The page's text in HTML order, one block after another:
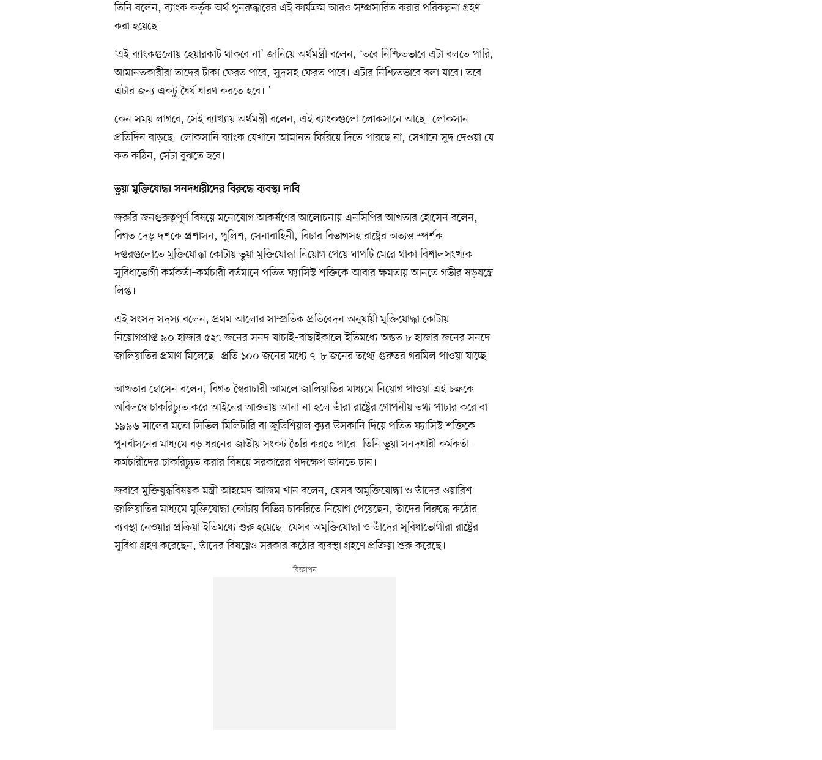
তিনি বলেন, ব্যাংক কর্তৃক অর্থ পুনরুদ্ধারের এই কার্যক্রম আরও সম্প্রসারিত করার পরিকল্পনা গ্রহণ
করা হয়েছে।
‘এই ব্যাংকগুলোয় হেয়ারকাট থাকবে না’ জানিয়ে অর্থমন্ত্রী বলেন, ‘তবে নিশ্চিতভাবে এটা বলতে পারি,
আমানতকারীরা তাদের টাকা ফেরত পাবে, সুদসহ ফেরত পাবে। এটার নিশ্চিতভাবে বলা যাবে। তবে
এটার জন্য একটু ধৈর্য ধারণ করতে হবে। ’
কেন সময় লাগবে, সেই ব্যাখ্যায় অর্থমন্ত্রী বলেন, এই ব্যাংকগুলো লোকসানে আছে। লোকসান
প্রতিদিন বাড়ছে। লোকসানি ব্যাংক যেখানে আমানত ফিরিয়ে দিতে পারছে না, সেখানে সুদ দেওয়া যে
কত কঠিন, সেটা বুঝতে হবে।
ভুয়া মুক্তিযোদ্ধা সনদধারীদের বিরুদ্ধে ব্যবস্থা দাবি
জরুরি জনগুরুত্বপূর্ণ বিষয়ে মনোযোগ আকর্ষণের আলোচনায় এনসিপির আখতার হোসেন বলেন,
বিগত দেড় দশকে প্রশাসন, পুলিশ, সেনাবাহিনী, বিচার বিভাগসহ রাষ্ট্রের অত্যন্ত স্পর্শক
দপ্তরগুলোতে মুক্তিযোদ্ধা কোটায় ভুয়া মুক্তিযোদ্ধা নিয়োগ পেয়ে ঘাপটি মেরে থাকা বিশালসংখ্যক
সুবিধাভোগী কর্মকর্তা–কর্মচারী বর্তমানে পতিত ফ্যাসিস্ট শক্তিকে আবার ক্ষমতায় আনতে গভীর ষড়যন্ত্রে
লিপ্ত।
এই সংসদ সদস্য বলেন, প্রথম আলোর সাম্প্রতিক প্রতিবেদন অনুযায়ী মুক্তিযোদ্ধা কোটায়
নিয়োগপ্রাপ্ত ৯০ হাজার ৫২৭ জনের সনদ যাচাই–বাছাইকালে ইতিমধ্যে অন্তত ৮ হাজার জনের সনদে
জালিয়াতির প্রমাণ মিলেছে। প্রতি ১০০ জনের মধ্যে ৭–৮ জনের তথ্যে গুরুতর গরমিল পাওয়া যাচ্ছে।
আখতার হোসেন বলেন, বিগত স্বৈরাচারী আমলে জালিয়াতির মাধ্যমে নিয়োগ পাওয়া এই চক্রকে
অবিলম্বে চাকরিচ্যুত করে আইনের আওতায় আনা না হলে তাঁরা রাষ্ট্রের গোপনীয় তথ্য পাচার করে বা
১৯৯৬ সালের মতো সিভিল মিলিটারি বা জুডিশিয়াল ক্যুর উসকানি দিয়ে পতিত ফ্যাসিস্ট শক্তিকে
পুনর্বাসনের মাধ্যমে বড় ধরনের জাতীয় সংকট তৈরি করতে পারে। তিনি ভুয়া সনদধারী কর্মকর্তা-
কর্মচারীদের চাকরিচ্যুত করার বিষয়ে সরকারের পদক্ষেপ জানতে চান।
জবাবে মুক্তিযুদ্ধবিষয়ক মন্ত্রী আহমেদ আজম খান বলেন, যেসব অমুক্তিযোদ্ধা ও তাঁদের ওয়ারিশ
জালিয়াতির মাধ্যমে মুক্তিযোদ্ধা কোটায় বিভিন্ন চাকরিতে নিয়োগ পেয়েছেন, তাঁদের বিরুদ্ধে কঠোর
ব্যবস্থা নেওয়ার প্রক্রিয়া ইতিমধ্যে শুরু হয়েছে। যেসব অমুক্তিযোদ্ধা ও তাঁদের সুবিধাভোগীরা রাষ্ট্রের
সুবিধা গ্রহণ করেছেন, তাঁদের বিষয়েও সরকার কঠোর ব্যবস্থা গ্রহণে প্রক্রিয়া শুরু করেছে।